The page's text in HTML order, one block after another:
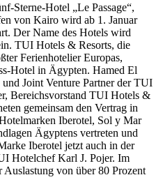
Sterne-Hotel „Le Passage“,
von Kairo wird ab 1. Januar
Der Name des Hotels wird
TUI Hotels & Resorts, die
Ferienhotelier Europas,
Hotel in Ägypten. Hamed El
Joint Venture Partner der TUI
Bereichsvorstand TUI Hotels &
gemeinsam den Vertrag in
Iberotel, Sol y Mar
Ägyptens vertreten und
Iberotel jetzt auch in der
Hotelchef Karl J. Pojer. Im
von über 80 Prozent